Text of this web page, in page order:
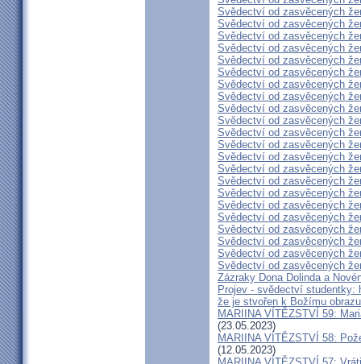
Svědectví od zasvěcených
Svědectví od zasvěcených
Svědectví od zasvěcených
Svědectví od zasvěcených
Svědectví od zasvěcených
Svědectví od zasvěcených
Svědectví od zasvěcených
Svědectví od zasvěcených
Svědectví od zasvěcených
Svědectví od zasvěcených
Svědectví od zasvěcených
Svědectví od zasvěcených
Svědectví od zasvěcených
Svědectví od zasvěcených
Svědectví od zasvěcených
Svědectví od zasvěcených
Svědectví od zasvěcených
Svědectví od zasvěcených
Svědectví od zasvěcených
Svědectví od zasvěcených
Svědectví od zasvěcených
Svědectví od zasvěcených
Zázraky Dona Dolinda a
Projev - svědectví studentky:
že je stvořen k Božímu obrazu
MARIINA VÍTĚZSTVÍ 59:
(23.05.2023)
MARIINA VÍTĚZSTVÍ 58:
(12.05.2023)